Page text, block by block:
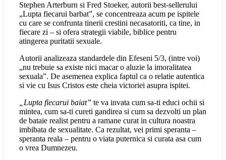
Stephen Arterburn si Fred Stoeker, autorii best-sellerului
„Lupta fiecarui barbat”, se concentreaza acum pe ispitele
cu care se confrunta tinerii crestini necasatoriti, ca tine, in
fiecare zi – si ofera strategii viabile, biblice pentru
atingerea puritatii sexuale.
Autorii analizeaza standardele din Efeseni 5/3, (intre voi)
„nu trebuie sa existe nici macar o aluzie la imoralitatea
sexuala”. De asemenea explica faptul ca o relatie autentica
si vie cu Isus Cristos este cheia victoriei asupra ispitei.
„Lupta fiecarui baiat” te va invata cum sa-ti educi ochii si
mintea, cum sa-ti cureti gandirea si cum sa dezvolti un plan
de bataie realist pentru a ramane curat in cultura noastra
imbibata de sexualitate. Ca rezultat, vei primi speranta –
speranta reala – pentru o viata puternica si curata asa cum
o vrea Dumnezeu.